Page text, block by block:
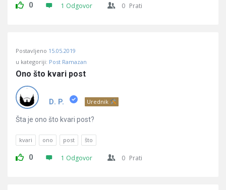
0 1 Odgovor 0 Prati
Postavljeno 15.05.2019
u kategoriji: Post Ramazan
Ono što kvari post
D. P. Urednik
Šta je ono što kvari post?
kvari ono post što
0 1 Odgovor 0 Prati